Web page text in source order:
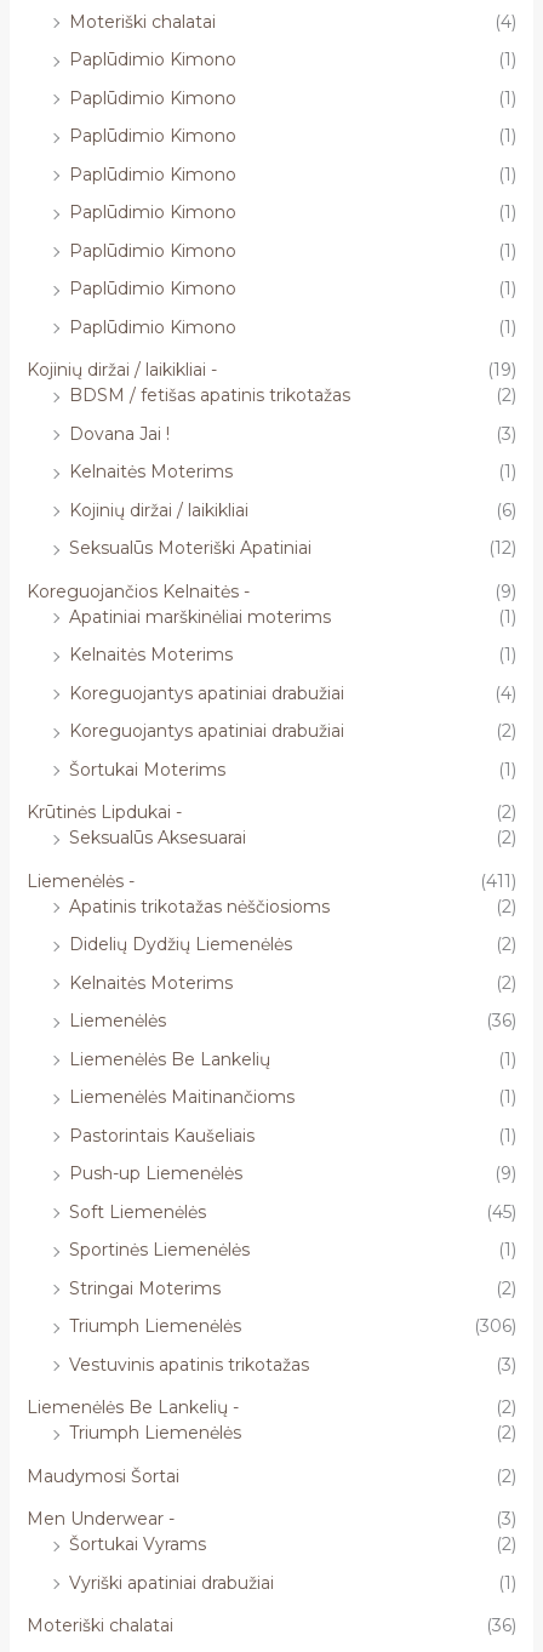
Moteriški chalatai
(4)
Paplūdimio Kimono
(1)
Paplūdimio Kimono
(1)
Paplūdimio Kimono
(1)
Paplūdimio Kimono
(1)
Paplūdimio Kimono
(1)
Paplūdimio Kimono
(1)
Paplūdimio Kimono
(1)
Paplūdimio Kimono
(1)
Kojinių diržai / laikikliai -
(19)
BDSM / fetišas apatinis trikotažas
(2)
Dovana Jai !
(3)
Kelnaitės Moterims
(1)
Kojinių diržai / laikikliai
(6)
Seksualūs Moteriški Apatiniai
(12)
Koreguojančios Kelnaitės -
(9)
Apatiniai marškinėliai moterims
(1)
Kelnaitės Moterims
(1)
Koreguojantys apatiniai drabužiai
(4)
Koreguojantys apatiniai drabužiai
(2)
Šortukai Moterims
(1)
Krūtinės Lipdukai -
(2)
Seksualūs Aksesuarai
(2)
Liemenėlės -
(411)
Apatinis trikotažas nėščiosioms
(2)
Didelių Dydžių Liemenėlės
(2)
Kelnaitės Moterims
(2)
Liemenėlės
(36)
Liemenėlės Be Lankelių
(1)
Liemenėlės Maitinančioms
(1)
Pastorintais Kaušeliais
(1)
Push-up Liemenėlės
(9)
Soft Liemenėlės
(45)
Sportinės Liemenėlės
(1)
Stringai Moterims
(2)
Triumph Liemenėlės
(306)
Vestuvinis apatinis trikotažas
(3)
Liemenėlės Be Lankelių -
(2)
Triumph Liemenėlės
(2)
Maudymosi Šortai
(2)
Men Underwear -
(3)
Šortukai Vyrams
(2)
Vyriški apatiniai drabužiai
(1)
Moteriški chalatai
(36)